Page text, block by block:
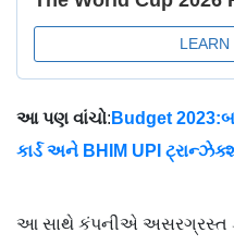
આ પણ વાંચો: Budget
કાર્ડ અને BHIM UPI
આ સાથે કંપનીએ અસરગ્રસ્ત